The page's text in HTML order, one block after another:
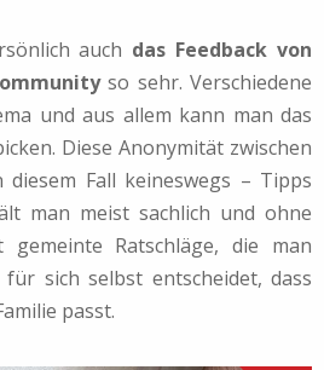
auch das Feedback von
so sehr. Verschiedene
und aus allem kann man das
Diese Anonymität zwischen
Fall keineswegs – Tipps
man meist sachlich und ohne
Ratschläge, die man
sich selbst entscheidet, dass
passt.